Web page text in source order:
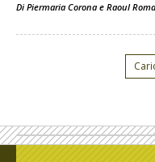
Di Piermaria Corona e Raoul